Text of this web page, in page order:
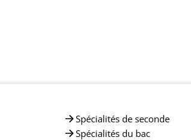
Spécialités de seconde
Spécialités du bac